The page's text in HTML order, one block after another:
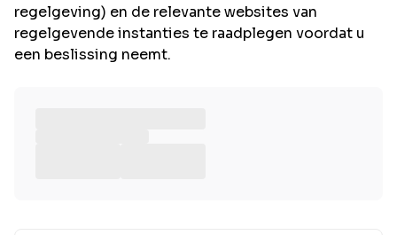
regelgeving) en de relevante websites van
regelgevende instanties te raadplegen voordat u
een beslissing neemt.